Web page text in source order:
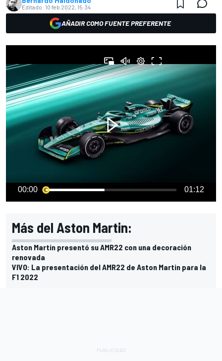
Editado: 10 feb 2022, 15:34
AÑADIR COMO FUENTE PREFERENTE
00:00 01:12
Más del Aston Martin:
Aston Martin presentó su AMR22 con una decoración
renovada
VIVO: La presentación del AMR22 de Aston Martin para la
F1 2022